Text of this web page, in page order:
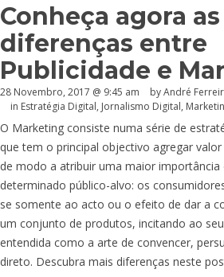
Conheça agora as
diferenças entre
Publicidade e
28 Novembro, 2017 @ 9:45 am
by André
in Estratégia Digital, Jornalismo Digital,
O Marketing consiste numa série de
que tem o principal objectivo agregar
de modo a atribuir uma maior importância
determinado público-alvo: os
se somente ao acto ou o efeito de dar a
um conjunto de produtos, incitando ao
entendida como a arte de convencer,
direto. Descubra mais diferenças neste